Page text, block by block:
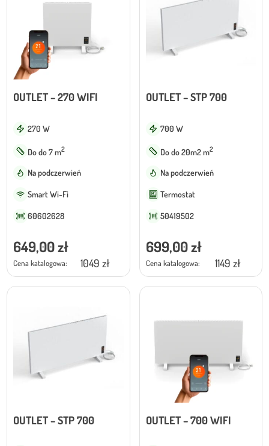
OUTLET – 270 WIFI
270 W
Do do 7 m2
Na podczerwień
Smart Wi-Fi
60602628
649,00zł
Cena katalogowa: 1049 zł
OUTLET – STP 700
700 W
Do do 20m2 m2
Na podczerwień
Termostat
50419502
699,00zł
Cena katalogowa: 1149 zł
OUTLET – STP 700 OUTLET – 700 WIFI